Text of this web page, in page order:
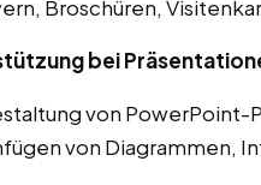
Broschüren,
bei
von PowerPoint-
von Diagrammen,